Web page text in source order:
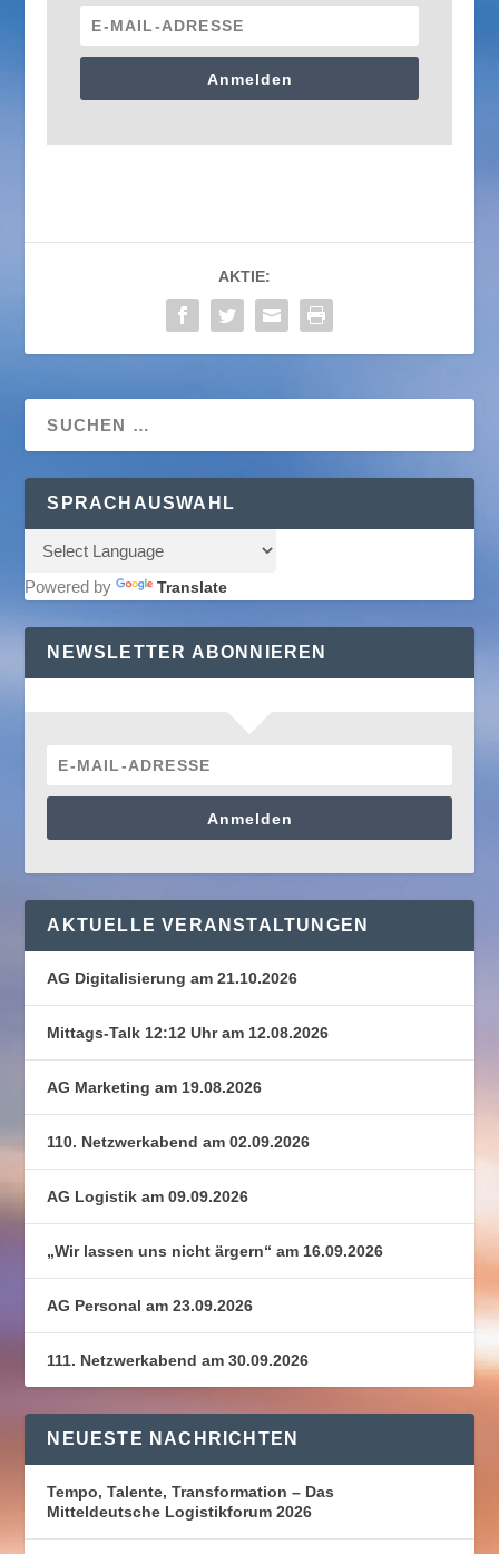
Anmelden
AKTIE:
SPRACHAUSWAHL
Powered by Translate
NEWSLETTER ABONNIEREN
Anmelden
AKTUELLE VERANSTALTUNGEN
AG Digitalisierung am 21.10.2026
Mittags-Talk 12:12 Uhr am 12.08.2026
AG Marketing am 19.08.2026
110. Netzwerkabend am 02.09.2026
AG Logistik am 09.09.2026
„Wir lassen uns nicht ärgern“ am 16.09.2026
AG Personal am 23.09.2026
111. Netzwerkabend am 30.09.2026
NEUESTE NACHRICHTEN
Tempo, Talente, Transformation – Das
Mitteldeutsche Logistikforum 2026